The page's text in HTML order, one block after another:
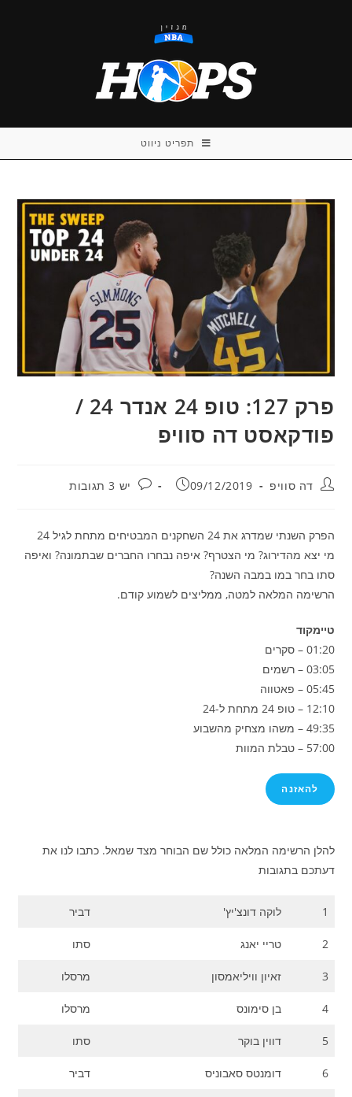
תפריט ניווט
פרק 127: טופ 24 אנדר 24 /
פודקאסט דה סוויפ
מחבר:דה סוויפ פורסם:
09/12/2019 תגובות:
יש 3 תגובות
הפרק השנתי שמדרג את 24 השחקנים המבטיחים מתחת לגיל 24
מי יצא מהדירוג? מי הצטרף? איפה נבחרו החברים שבתמונה? ואיפה
סתו בחר במו במבה השנה?
הרשימה המלאה למטה, ממליצים לשמוע קודם.
טיימקוד
01:20 – סקרים
03:05 – רשמים
05:45 – פאטווה
12:10 – טופ 24 מתחת ל-24
49:35 – משהו מצחיק מהשבוע
57:00 – טבלת המוות
להאזנה
להלן הרשימה המלאה כולל שם הבוחר מצד שמאל. כתבו לנו את
דעתכם בתגובות
1 לוקה דונצ'יץ' דביר
2 טריי יאנג סתו
3 זאיון וויליאמסון מרסלו
4 בן סימונס מרסלו
5 דווין בוקר סתו
6 דומנטס סאבוניס דביר